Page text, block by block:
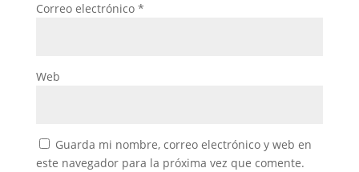
Correo electrónico *
Web
Guarda mi nombre, correo electrónico y web en
este navegador para la próxima vez que comente.